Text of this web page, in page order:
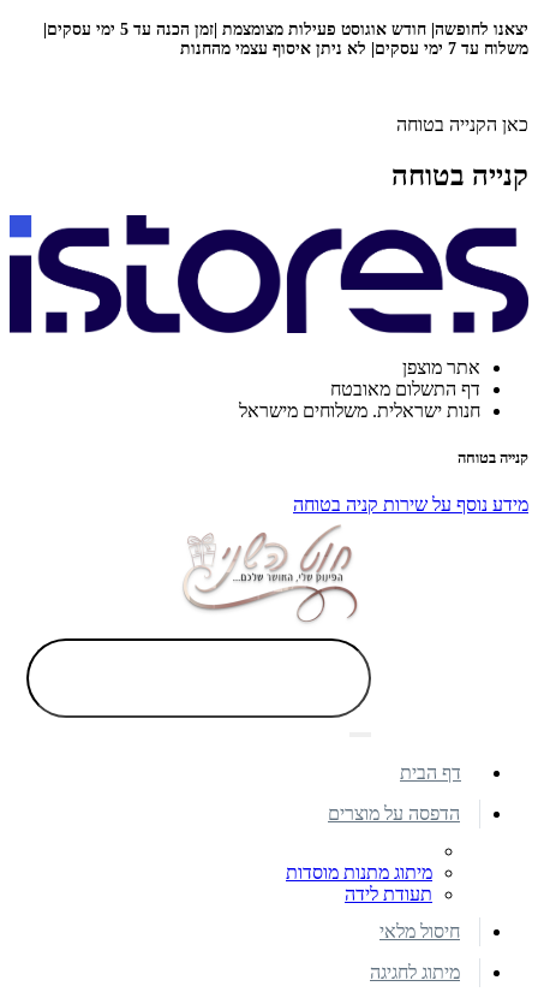
יצאנו לחופשה| חודש אוגוסט פעילות מצומצמת |זמן הכנה עד 5 ימי עסקים|
משלוח עד 7 ימי עסקים| לא ניתן איסוף עצמי מהחנות
כאן הקנייה בטוחה
קנייה בטוחה
אתר מוצפן
דף התשלום מאובטח
חנות ישראלית. משלוחים מישראל
קנייה בטוחה
מידע נוסף על שירות קניה בטוחה
דף הבית
הדפסה על מוצרים
מיתוג מתנות מוסדות
תעודת לידה
חיסול מלאי
מיתוג לחגיגה